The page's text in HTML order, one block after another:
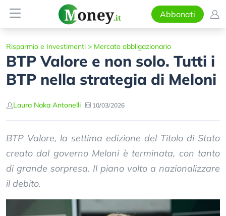
Abbonati
Risparmio e Investimenti > Mercato obbligazionario
BTP Valore e non solo. Tutti i
BTP nella strategia di Meloni
Laura Naka Antonelli 10/03/2026
BTP Valore, la settima edizione del Titolo di Stato
creato dal governo Meloni è terminata, con tanto
di grande sorpresa. Il piano volto a nazionalizzare
il debito.